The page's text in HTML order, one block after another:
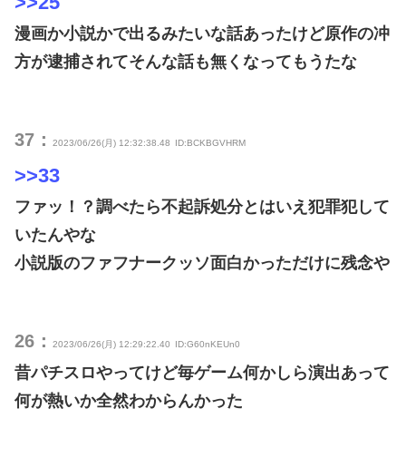
漫画か小説かで出るみたいな話あったけど原作の冲
方が逮捕されてそんな話も無くなってもうたな
37： 2023/06/26(月) 12:32:38.48 ID:BCKBGVHRM
>>33
ファッ！？調べたら不起訴処分とはいえ犯罪犯して
いたんやな
小説版のファフナークッソ面白かっただけに残念や
26： 2023/06/26(月) 12:29:22.40 ID:G60nKEUn0
昔パチスロやってけど毎ゲーム何かしら演出あって
何が熱いか全然わからんかった